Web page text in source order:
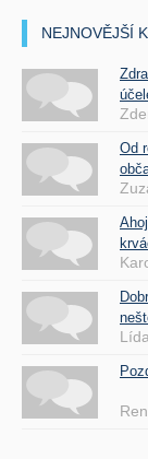
NEJNOVĚJŠÍ
Od